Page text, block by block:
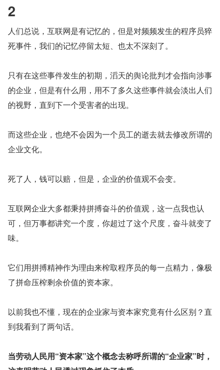
2
人们总说，互联网是有记忆的，但是对频频发生的程序员猝
死事件，我们的记忆停留太短、也太不深刻了。
只有在这些事件发生的初期，滔天的舆论批判才会指向涉事
的企业，但是有什么用，用不了多久这些事件就会淡出人们
的视野，直到下一个受害者的出现。
而这些企业，也绝不会因为一个员工的逝去就去修改所谓的
企业文化。
死了人，钱可以赔，但是，企业的价值观不会变。
互联网企业大多都秉持拼搏奋斗的价值观，这一点我也认
可，但万事都讲究一个度，你超过了这个尺度，奋斗就变了
味。
它们用拼搏精神作为理由来榨取程序员的每一点精力，像极
了拼命压榨剩余价值的资本家。
以前我也不懂，现在的企业家与资本家究竟有什么区别？直
到我看到了两句话。
当劳动人民用“资本家”这个概念去称呼所谓的“企业家”时，